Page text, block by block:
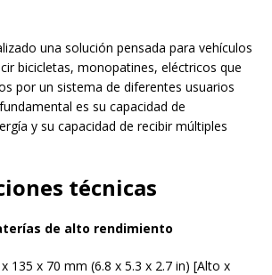
una solución pensada para vehículos
bicicletas, monopatines, eléctricos que
por un sistema de diferentes usuarios
es su capacidad de
y su capacidad de recibir múltiples
técnicas
135 x 70 mm (6.8 x 5.3 x 2.7 in) [Alto x